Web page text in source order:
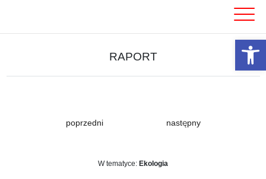
RAPORT
poprzedni następny
W tematyce: Ekologia